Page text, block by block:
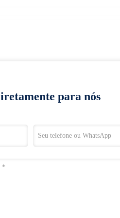
para nós